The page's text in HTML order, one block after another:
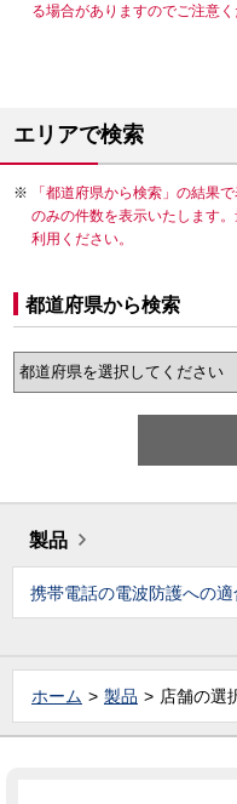
る場合がありますのでご注意く
エリアで検索
「都道府県から検索」の結果
のみの件数を表示いたします
利用ください。
都道府県から検索
製品
携帯電話の電波防護への
ホーム 製品 店舗の選